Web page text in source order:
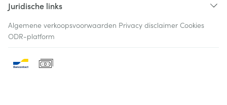
Juridische links
Algemene verkoopsvoorwaarden Privacy disclaimer Cookies
ODR-platform